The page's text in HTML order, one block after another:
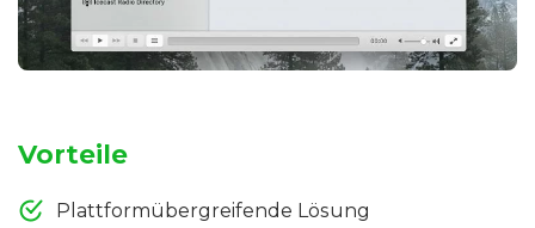
Vorteile
Plattformübergreifende Lösung